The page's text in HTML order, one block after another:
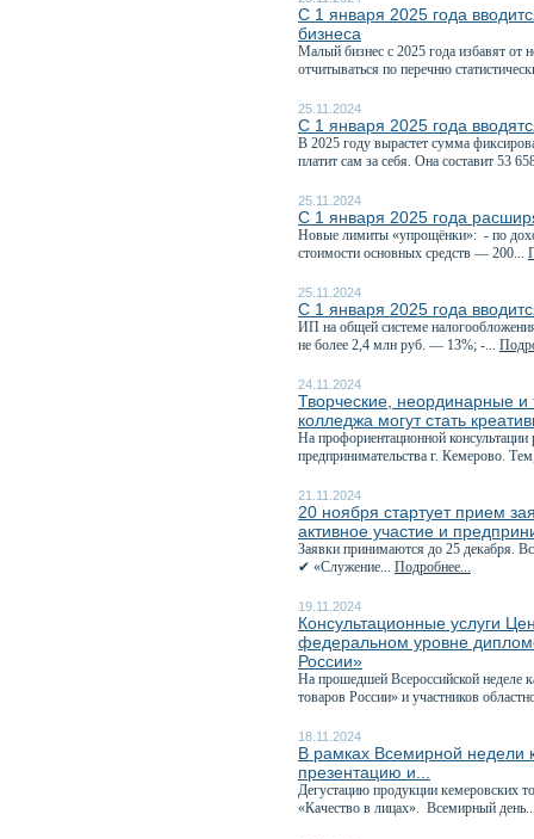
С 1 января 2025 года
бизнеса
Малый бизнес с 2025 года избавят от
отчитываться по перечню
25.11.2024
С 1 января 2025 года
В 2025 году вырастет сумма
платит сам за себя. Она составит 53
25.11.2024
С 1 января 2025 года
Новые лимиты «упрощёнки»: - по
стоимости основных средств — 200...
25.11.2024
С 1 января 2025 года
ИП на общей системе
не более 2,4 млн руб. — 13%; -...
24.11.2024
Творческие, неординарные и
колледжа могут стать
На профориентационной
предпринимательства г. Кемерово.
21.11.2024
20 ноября стартует прием
активное участие и
Заявки принимаются до 25 декабря.
✔ «Служение... Подробнее...
19.11.2024
Консультационные услуги
федеральном уровне
России»
На прошедшей Всероссийской неделе
товаров России» и участников
18.11.2024
В рамках Всемирной недели
презентацию и...
Дегустацию продукции кемеровских
«Качество в лицах». Всемирный